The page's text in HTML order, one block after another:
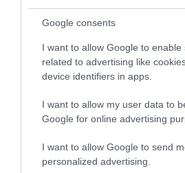
Google consents
I want to allow Google to enable
related to advertising like
device identifiers in apps.
I want to allow my user data to
Google for online advertising
I want to allow Google to send
personalized advertising.
caratteristiche e
24 Luglio 2026